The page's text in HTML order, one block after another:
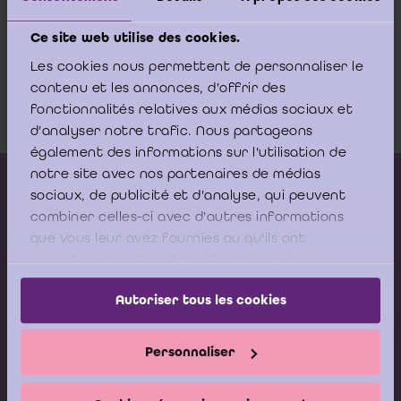
Ce site web utilise des cookies.
Les cookies nous permettent de personnaliser le
contenu et les annonces, d'offrir des
fonctionnalités relatives aux médias sociaux et
d'analyser notre trafic. Nous partageons
également des informations sur l'utilisation de
notre site avec nos partenaires de médias
sociaux, de publicité et d'analyse, qui peuvent
combiner celles-ci avec d'autres informations
que vous leur avez fournies ou qu'ils ont
services.
Autoriser tous les cookies
Personnaliser
ICCI COVID19 risico checklist
Kalender vorming
Gepubliceerde adviezen
Boeken
Stel nu uw vraag aan de
Helpdesk van het ICCI